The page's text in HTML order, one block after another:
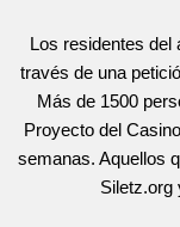
Los residentes del
través de una
Más de 1500
Proyecto del
semanas. Aquellos
Siletz.org